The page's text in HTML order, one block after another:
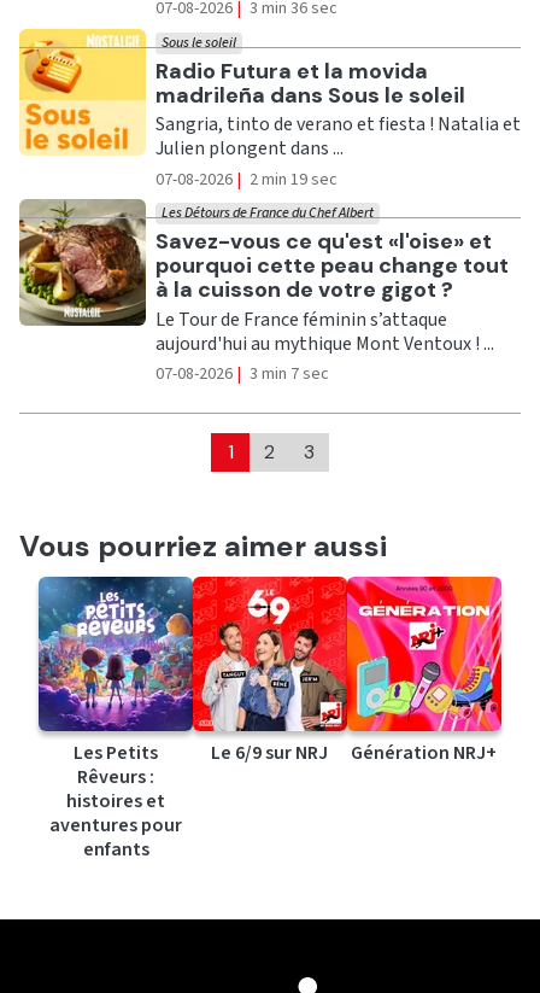
07-08-2026 | 3 min 36 sec
Ecouter
Radio Futura et la movida
madrileña dans Sous le soleil
Sous le soleil
Sangria, tinto de verano et fiesta ! Natalia et
Julien plongent dans ...
07-08-2026 | 2 min 19 sec
Ecouter
Savez-vous ce qu'est «l'oise» et
pourquoi cette peau change tout
à la cuisson de votre gigot ?
Les Détours de France du Chef Albert
Le Tour de France féminin s’attaque
aujourd'hui au mythique Mont Ventoux ! ...
07-08-2026 | 3 min 7 sec
1 2 3
Vous pourriez aimer aussi
Les Petits
Rêveurs :
histoires et
aventures pour
enfants
Le 6/9 sur NRJ Génération NRJ+